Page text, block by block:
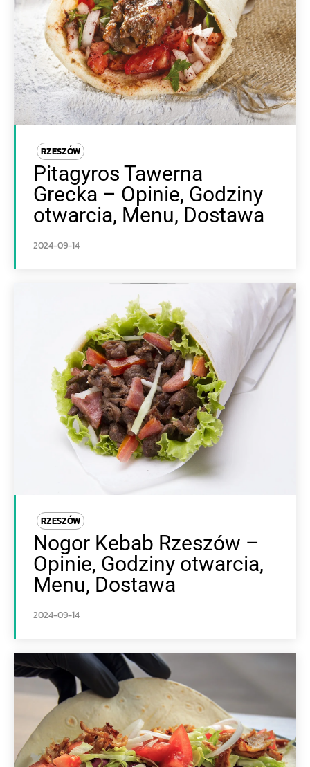
RZESZÓW
Pitagyros Tawerna
Grecka – Opinie, Godziny
otwarcia, Menu, Dostawa
2024-09-14
RZESZÓW
Nogor Kebab Rzeszów –
Opinie, Godziny otwarcia,
Menu, Dostawa
2024-09-14